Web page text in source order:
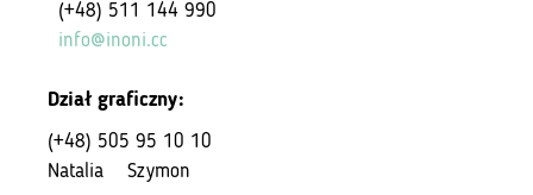
(+48) 511 144 990
info@inoni.cc
Dział graficzny:
(+48) 505 95 10 10
Natalia
Szymon